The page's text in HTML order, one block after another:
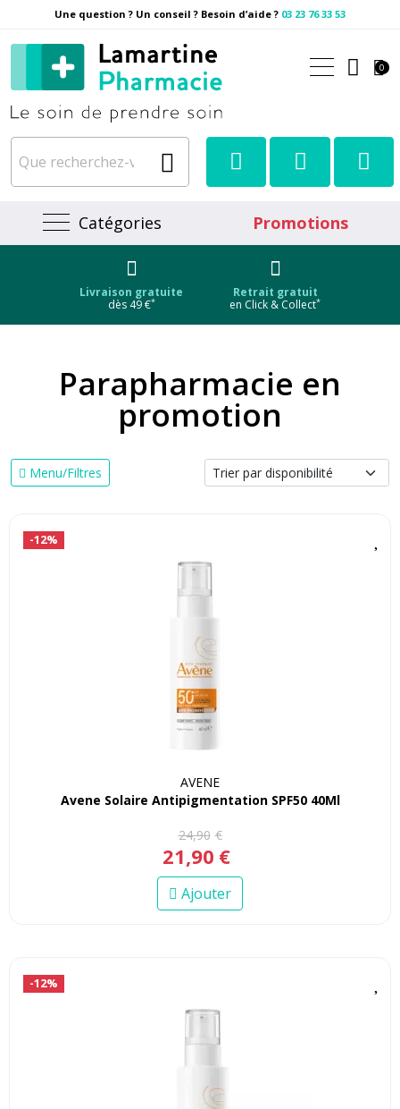
Une question ? Un conseil ? Besoin d’aide ? 03 23 76 33 53
Pharmacie Lamartine
0
Catégories Promotions
Livraison gratuite
dès 49 €*
Retrait gratuit
en Click & Collect*
Parapharmacie en
promotion
Menu/Filtres
-12%
AVENE
Avene Solaire Antipigmentation SPF50 40Ml
24,90 €
21,90 €
Ajouter
-12%